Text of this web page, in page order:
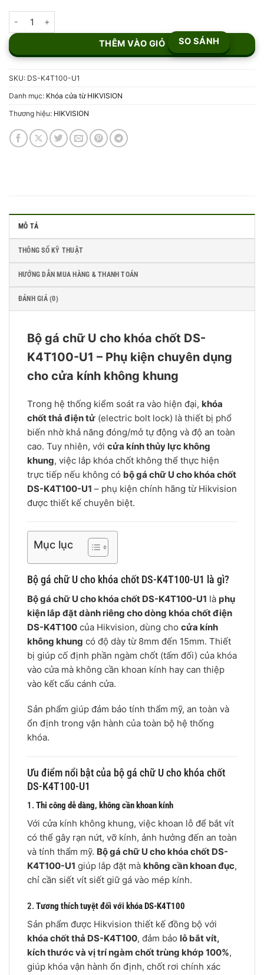
THÊM VÀO GIỎ SO SÁNH
SKU: DS-K4T100-U1
Danh mục: Khóa cửa từ HIKVISION
Thương hiệu: HIKVISION
MÔ TẢ
THÔNG SỐ KỸ THUẬT
HƯỚNG DẪN MUA HÀNG & THANH TOÁN
ĐÁNH GIÁ (0)
Bộ gá chữ U cho khóa chốt DS-
K4T100-U1 – Phụ kiện chuyên dụng
cho cửa kính không khung
Trong hệ thống kiểm soát ra vào hiện đại, khóa
chốt thả điện tử (electric bolt lock) là thiết bị phổ
biến nhờ khả năng đóng/mở tự động và độ an toàn
cao. Tuy nhiên, với cửa kính thủy lực không
khung, việc lắp khóa chốt không thể thực hiện
trực tiếp nếu không có bộ gá chữ U cho khóa chốt
DS-K4T100-U1 – phụ kiện chính hãng từ Hikvision
được thiết kế chuyên biệt.
Mục lục
Bộ gá chữ U cho khóa chốt DS-K4T100-U1 là gì?
Bộ gá chữ U cho khóa chốt DS-K4T100-U1 là phụ
kiện lắp đặt dành riêng cho dòng khóa chốt điện
DS-K4T100 của Hikvision, dùng cho cửa kính
không khung có độ dày từ 8mm đến 15mm. Thiết
bị giúp cố định phần ngàm chốt (tấm đối) của khóa
vào cửa mà không cần khoan kính hay can thiệp
vào kết cấu cánh cửa.
Sản phẩm giúp đảm bảo tính thẩm mỹ, an toàn và
ổn định trong vận hành của toàn bộ hệ thống
khóa.
Ưu điểm nổi bật của bộ gá chữ U cho khóa chốt
DS-K4T100-U1
1. Thi công dễ dàng, không cần khoan kính
Với cửa kính không khung, việc khoan lỗ để bắt vít
có thể gây rạn nứt, vỡ kính, ảnh hưởng đến an toàn
và tính thẩm mỹ. Bộ gá chữ U cho khóa chốt DS-
K4T100-U1 giúp lắp đặt mà không cần khoan đục,
chỉ cần siết vít siết giữ gá vào mép kính.
2. Tương thích tuyệt đối với khóa DS-K4T100
Sản phẩm được Hikvision thiết kế đồng bộ với
khóa chốt thả DS-K4T100, đảm bảo lỗ bắt vít,
kích thước và vị trí ngàm chốt trùng khớp 100%,
giúp khóa vận hành ổn định, chốt rơi chính xác